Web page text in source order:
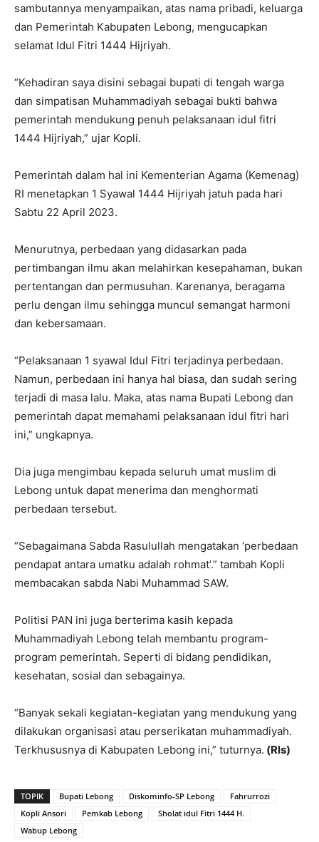
sambutannya menyampaikan, atas nama pribadi, keluarga
dan Pemerintah Kabupaten Lebong, mengucapkan
selamat Idul Fitri 1444 Hijriyah.
“Kehadiran saya disini sebagai bupati di tengah warga
dan simpatisan Muhammadiyah sebagai bukti bahwa
pemerintah mendukung penuh pelaksanaan idul fitri
1444 Hijriyah,” ujar Kopli.
Pemerintah dalam hal ini Kementerian Agama (Kemenag)
RI menetapkan 1 Syawal 1444 Hijriyah jatuh pada hari
Sabtu 22 April 2023.
Menurutnya, perbedaan yang didasarkan pada
pertimbangan ilmu akan melahirkan kesepahaman, bukan
pertentangan dan permusuhan. Karenanya, beragama
perlu dengan ilmu sehingga muncul semangat harmoni
dan kebersamaan.
“Pelaksanaan 1 syawal Idul Fitri terjadinya perbedaan.
Namun, perbedaan ini hanya hal biasa, dan sudah sering
terjadi di masa lalu. Maka, atas nama Bupati Lebong dan
pemerintah dapat memahami pelaksanaan idul fitri hari
ini,” ungkapnya.
Dia juga mengimbau kepada seluruh umat muslim di
Lebong untuk dapat menerima dan menghormati
perbedaan tersebut.
“Sebagaimana Sabda Rasulullah mengatakan ‘perbedaan
pendapat antara umatku adalah rohmat’.” tambah Kopli
membacakan sabda Nabi Muhammad SAW.
Politisi PAN ini juga berterima kasih kepada
Muhammadiyah Lebong telah membantu program-
program pemerintah. Seperti di bidang pendidikan,
kesehatan, sosial dan sebagainya.
“Banyak sekali kegiatan-kegiatan yang mendukung yang
dilakukan organisasi atau perserikatan muhammadiyah.
Terkhususnya di Kabupaten Lebong ini,” tuturnya. (Rls)
TOPIK Bupati Lebong Diskominfo-SP Lebong
Fahrurrozi
Kopli Ansori
Pemkab Lebong
Sholat idul Fitri 1444 H.
Wabup Lebong